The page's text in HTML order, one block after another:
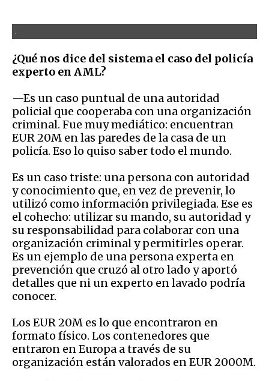
.
¿Qué nos dice del sistema el caso del policía
experto en AML?
—Es un caso puntual de una autoridad
policial que cooperaba con una organización
criminal. Fue muy mediático: encuentran
EUR 20M en las paredes de la casa de un
policía. Eso lo quiso saber todo el mundo.
Es un caso triste: una persona con autoridad
y conocimiento que, en vez de prevenir, lo
utilizó como información privilegiada. Ese es
el cohecho: utilizar su mando, su autoridad y
su responsabilidad para colaborar con una
organización criminal y permitirles operar.
Es un ejemplo de una persona experta en
prevención que cruzó al otro lado y aportó
detalles que ni un experto en lavado podría
conocer.
Los EUR 20M es lo que encontraron en
formato físico. Los contenedores que
entraron en Europa a través de su
organización están valorados en EUR 2000M.